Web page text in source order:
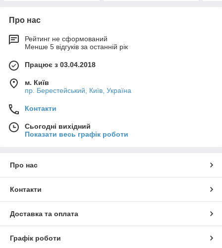
Про нас
Рейтинг не сформований
Менше 5 відгуків за останній рік
Працює з 03.04.2018
м. Київ
пр. Берестейський, Київ, Україна
Контакти
Сьогодні вихідний
Показати весь графік роботи
Про нас
Контакти
Доставка та оплата
Графік роботи